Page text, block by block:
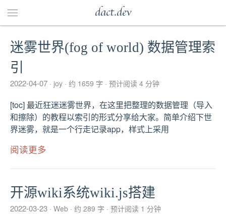
dact.dev
迷雾世界(fog of world) 数据管理索
引
2022-04-07 joy 约 1659 字 预计阅读 4 分钟
[toc] 最近狂迷迷雾世界，在这里把整理的数据管理（导入
和擦除）的教程以索引的形式分享给大家。简单介绍下世
界迷雾，就是一个行走记录app，样式上采用
阅读更多
开源wiki系统wiki.js搭建
2022-03-23 Web 约 289 字 预计阅读 1 分钟